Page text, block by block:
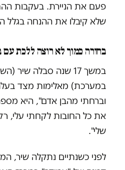
פעם את הניירת. בעקבות
שלא קיבלו את ההנחה בגלל
בחורה כמוך לא רוצה ללכת עם
במשך 17 שנה סבלה
במערכת) מאלימות מצד
וברחתי מהבן אדם", היא
את כל החובות לקחתי עלי,
שלי".
לפני כשנתיים נתקלה שיר,